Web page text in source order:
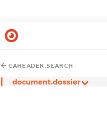
CAHEADER.SEARCH
document.dossier